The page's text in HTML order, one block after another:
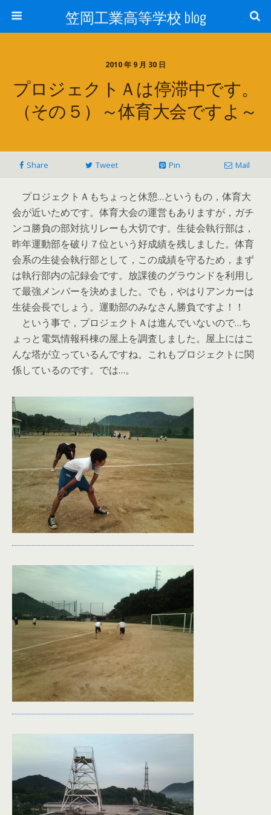
笠岡工業高等学校 blog
2010 年 9 月 30 日
プロジェクトＡは停滞中です。
（その５）～体育大会ですよ～
Share Tweet Pin Mail
プロジェクトＡもちょっと休憩…というもの，体育大
会が近いためです。体育大会の運営もありますが，ガチ
ンコ勝負の部対抗リレーも大切です。生徒会執行部は，
昨年運動部を破り７位という好成績を残しました。体育
会系の生徒会執行部として，この成績を守るため，まず
は執行部内の記録会です。放課後のグラウンドを利用し
て最強メンバーを決めました。でも，やはりアンカーは
生徒会長でしょう。運動部のみなさん勝負ですよ！！
という事で，プロジェクトＡは進んでいないので…ち
ょっと電気情報科棟の屋上を調査しました。屋上にはこ
んな塔が立っているんですね。これもプロジェクトに関
係しているのです。では…。